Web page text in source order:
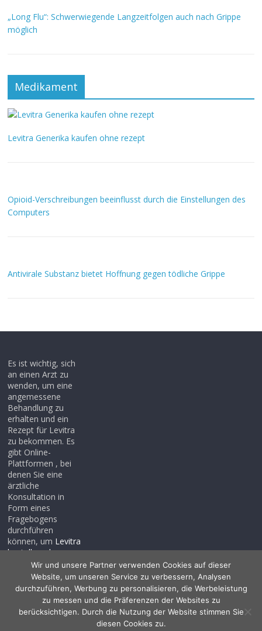
„Long Flu“: Schwerwiegende Langzeitfolgen auch nach Grippe
möglich
Medikament
Levitra Generika kaufen ohne rezept
Opioid-Verschreibungen beeinflusst durch die Einstellungen des
Computers
Antivirale Substanz bietet Hoffnung gegen tödliche Grippe
Es ist wichtig, sich
an einen Arzt zu
wenden, um eine
angemessene
Behandlung zu
erhalten und ein
Rezept für Levitra
zu bekommen. Es
gibt Online-
Plattformen , bei
denen Sie eine
ärztliche
Konsultation in
Form eines
Fragebogens
durchführen
können, um Levitra
bestellen ohne
rezept, auch wenn
Sie noch kein
Rezept haben .
Wir und unsere Partner verwenden Cookies auf dieser
Website, um unseren Service zu verbessern, Analysen
durchzuführen, Werbung zu personalisieren, die Werbeleistung
zu messen und die Präferenzen der Websites zu
berücksichtigen. Durch die Nutzung der Website stimmen Sie
diesen Cookies zu.